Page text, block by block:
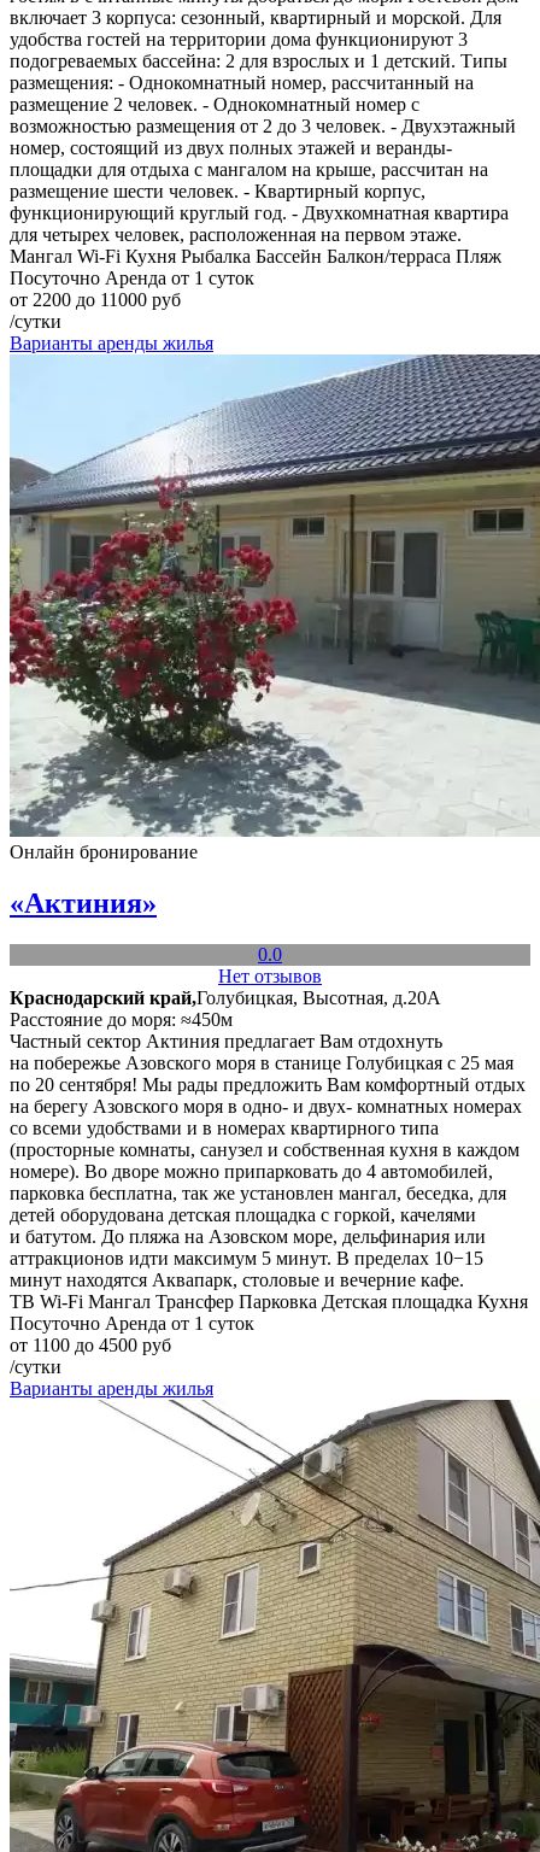
включает 3 корпуса: сезонный, квартирный и морской. Для
удобства гостей на территории дома функционируют 3
подогреваемых бассейна: 2 для взрослых и 1 детский. Типы
размещения: - Однокомнатный номер, рассчитанный на
размещение 2 человек. - Однокомнатный номер с
возможностью размещения от 2 до 3 человек. - Двухэтажный
номер, состоящий из двух полных этажей и веранды-
площадки для отдыха с мангалом на крыше, рассчитан на
размещение шести человек. - Квартирный корпус,
функционирующий круглый год. - Двухкомнатная квартира
для четырех человек, расположенная на первом этаже.
Мангал Wi-Fi Кухня Рыбалка Бассейн Балкон/терраса Пляж
Посуточно Аренда от 1 суток
от 2200 до 11000 руб
/сутки
Варианты аренды жилья
Онлайн бронирование
«Актиния»
0.0
Нет отзывов
Краснодарский край,Голубицкая, Высотная, д.20А
Расстояние до моря: ≈450м
Частный сектор Актиния предлагает Вам отдохнуть
на побережье Азовского моря в станице Голубицкая с 25 мая
по 20 сентября! Мы рады предложить Вам комфортный отдых
на берегу Азовского моря в одно- и двух- комнатных номерах
со всеми удобствами и в номерах квартирного типа
(просторные комнаты, санузел и собственная кухня в каждом
номере). Во дворе можно припарковать до 4 автомобилей,
парковка бесплатна, так же установлен мангал, беседка, для
детей оборудована детская площадка с горкой, качелями
и батутом. До пляжа на Азовском море, дельфинария или
аттракционов идти максимум 5 минут. В пределах 10−15
минут находятся Аквапарк, столовые и вечерние кафе.
ТВ Wi-Fi Мангал Трансфер Парковка Детская площадка Кухня
Посуточно Аренда от 1 суток
от 1100 до 4500 руб
/сутки
Варианты аренды жилья